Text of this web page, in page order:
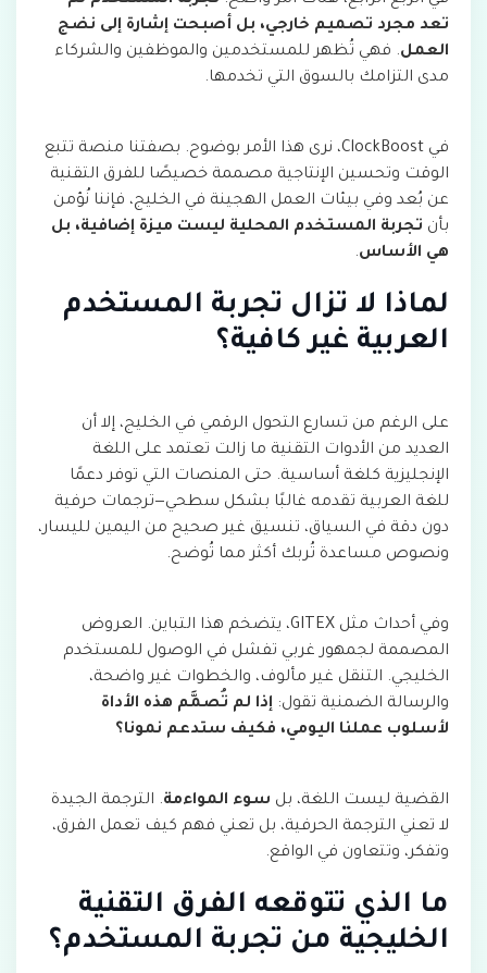
تعد مجرد تصميم خارجي، بل أصبحت إشارة إلى نضج
العمل. فهي تُظهر للمستخدمين والموظفين والشركاء
مدى التزامك بالسوق التي تخدمها.
في ClockBoost، نرى هذا الأمر بوضوح. بصفتنا منصة تتبع
الوقت وتحسين الإنتاجية مصممة خصيصًا للفرق التقنية
عن بُعد وفي بيئات العمل الهجينة في الخليج، فإننا نُؤمن
بأن تجربة المستخدم المحلية ليست ميزة إضافية، بل
هي الأساس.
لماذا لا تزال تجربة المستخدم
العربية غير كافية؟
على الرغم من تسارع التحول الرقمي في الخليج، إلا أن
العديد من الأدوات التقنية ما زالت تعتمد على اللغة
الإنجليزية كلغة أساسية. حتى المنصات التي توفر دعمًا
للغة العربية تقدمه غالبًا بشكل سطحي—ترجمات حرفية
دون دقة في السياق، تنسيق غير صحيح من اليمين لليسار،
ونصوص مساعدة تُربك أكثر مما تُوضح.
وفي أحداث مثل GITEX، يتضخم هذا التباين. العروض
المصممة لجمهور غربي تفشل في الوصول للمستخدم
الخليجي. التنقل غير مألوف، والخطوات غير واضحة،
والرسالة الضمنية تقول: إذا لم تُصمَّم هذه الأداة
لأسلوب عملنا اليومي، فكيف ستدعم نمونا؟
القضية ليست اللغة، بل سوء المواءمة. الترجمة الجيدة
لا تعني الترجمة الحرفية، بل تعني فهم كيف تعمل الفرق،
وتفكر، وتتعاون في الواقع.
ما الذي تتوقعه الفرق التقنية
الخليجية من تجربة المستخدم؟